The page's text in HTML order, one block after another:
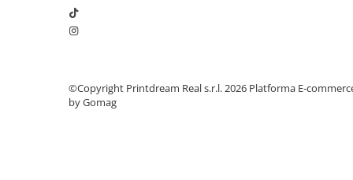
©Copyright Printdream Real s.r.l. 2026 Platforma E-
by Gomag